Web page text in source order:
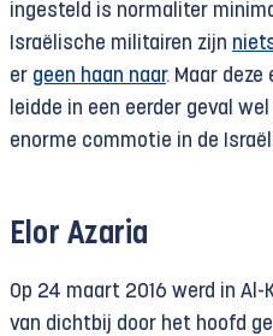
ingesteld is normaliter
Israëlische militairen zijn
er geen haan naar. Maar
leidde in een eerder geval
enorme commotie in de
Elor Azaria
Op 24 maart 2016 werd in Al-
van dichtbij door het hoofd